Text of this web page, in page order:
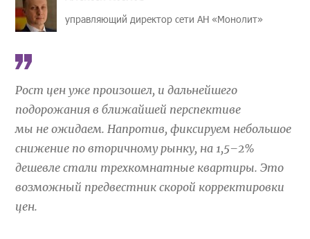
Рост цен уже произошел, и дальнейшего
подорожания в ближайшей перспективе
мы не ожидаем. Напротив, фиксируем небольшое
снижение по вторичному рынку, на 1,5–2%
дешевле стали трехкомнатные квартиры. Это
возможный предвестник скорой корректировки
цен.
управляющий директор сети АН «Монолит»